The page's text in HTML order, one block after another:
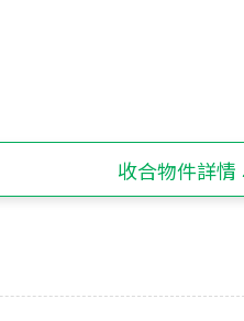
收合物件詳情